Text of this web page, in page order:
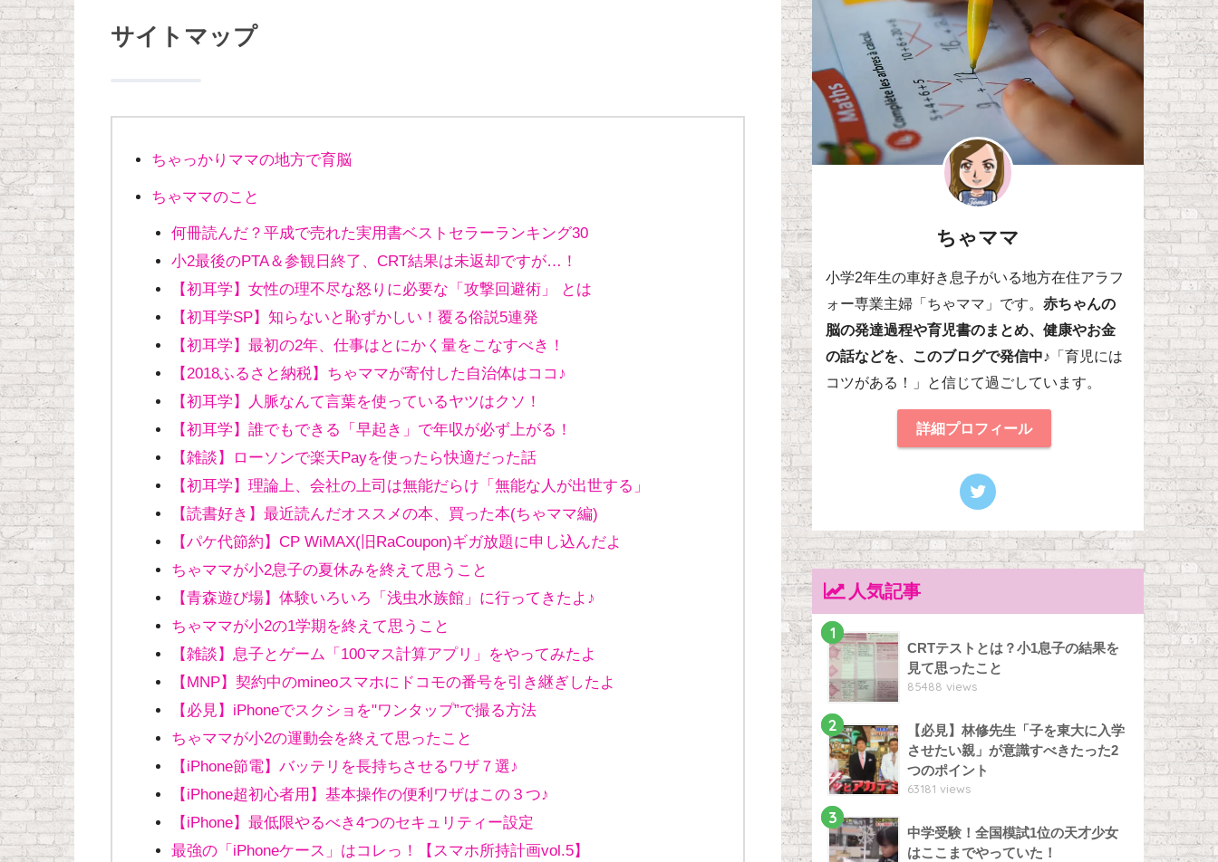
サイトマップ
ちゃっかりママの地方で育脳
ちゃママのこと
何冊読んだ？平成で売れた実用書ベストセラーランキング30
小2最後のPTA＆参観日終了、CRT結果は未返却ですが…！
【初耳学】女性の理不尽な怒りに必要な「攻撃回避術」 とは
【初耳学SP】知らないと恥ずかしい！覆る俗説5連発
【初耳学】最初の2年、仕事はとにかく量をこなすべき！
【2018ふるさと納税】ちゃママが寄付した自治体はココ♪
【初耳学】人脈なんて言葉を使っているヤツはクソ！
【初耳学】誰でもできる「早起き」で年収が必ず上がる！
【雑談】ローソンで楽天Payを使ったら快適だった話
【初耳学】理論上、会社の上司は無能だらけ「無能な人が出世する」
【読書好き】最近読んだオススメの本、買った本(ちゃママ編)
【パケ代節約】CP WiMAX(旧RaCoupon)ギガ放題に申し込んだよ
ちゃママが小2息子の夏休みを終えて思うこと
【青森遊び場】体験いろいろ「浅虫水族館」に行ってきたよ♪
ちゃママが小2の1学期を終えて思うこと
【雑談】息子とゲーム「100マス計算アプリ」をやってみたよ
【MNP】契約中のmineoスマホにドコモの番号を引き継ぎしたよ
【必見】iPhoneでスクショを"ワンタップ”で撮る方法
ちゃママが小2の運動会を終えて思ったこと
【iPhone節電】バッテリを長持ちさせるワザ７選♪
【iPhone超初心者用】基本操作の便利ワザはこの３つ♪
【iPhone】最低限やるべき4つのセキュリティー設定
最強の「iPhoneケース」はコレっ！【スマホ所持計画vol.5】
ちゃママ
小学2年生の車好き息子がいる地方在住アラフ
ォー専業主婦「ちゃママ」です。赤ちゃんの
脳の発達過程や育児書のまとめ、健康やお金
の話などを、このブログで発信中♪ 「育児には
コツがある！」と信じて過ごしています。
詳細プロフィール
人気記事
1
CRTテストとは？小1息子の結果を
見て思ったこと
85488 views
2
【必見】林修先生「子を東大に入学
させたい親」が意識すべきたった2
つのポイント
63181 views
3
中学受験！全国模試1位の天才少女
はここまでやっていた！